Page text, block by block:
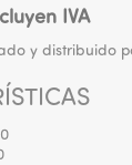
IVA
y distribuido